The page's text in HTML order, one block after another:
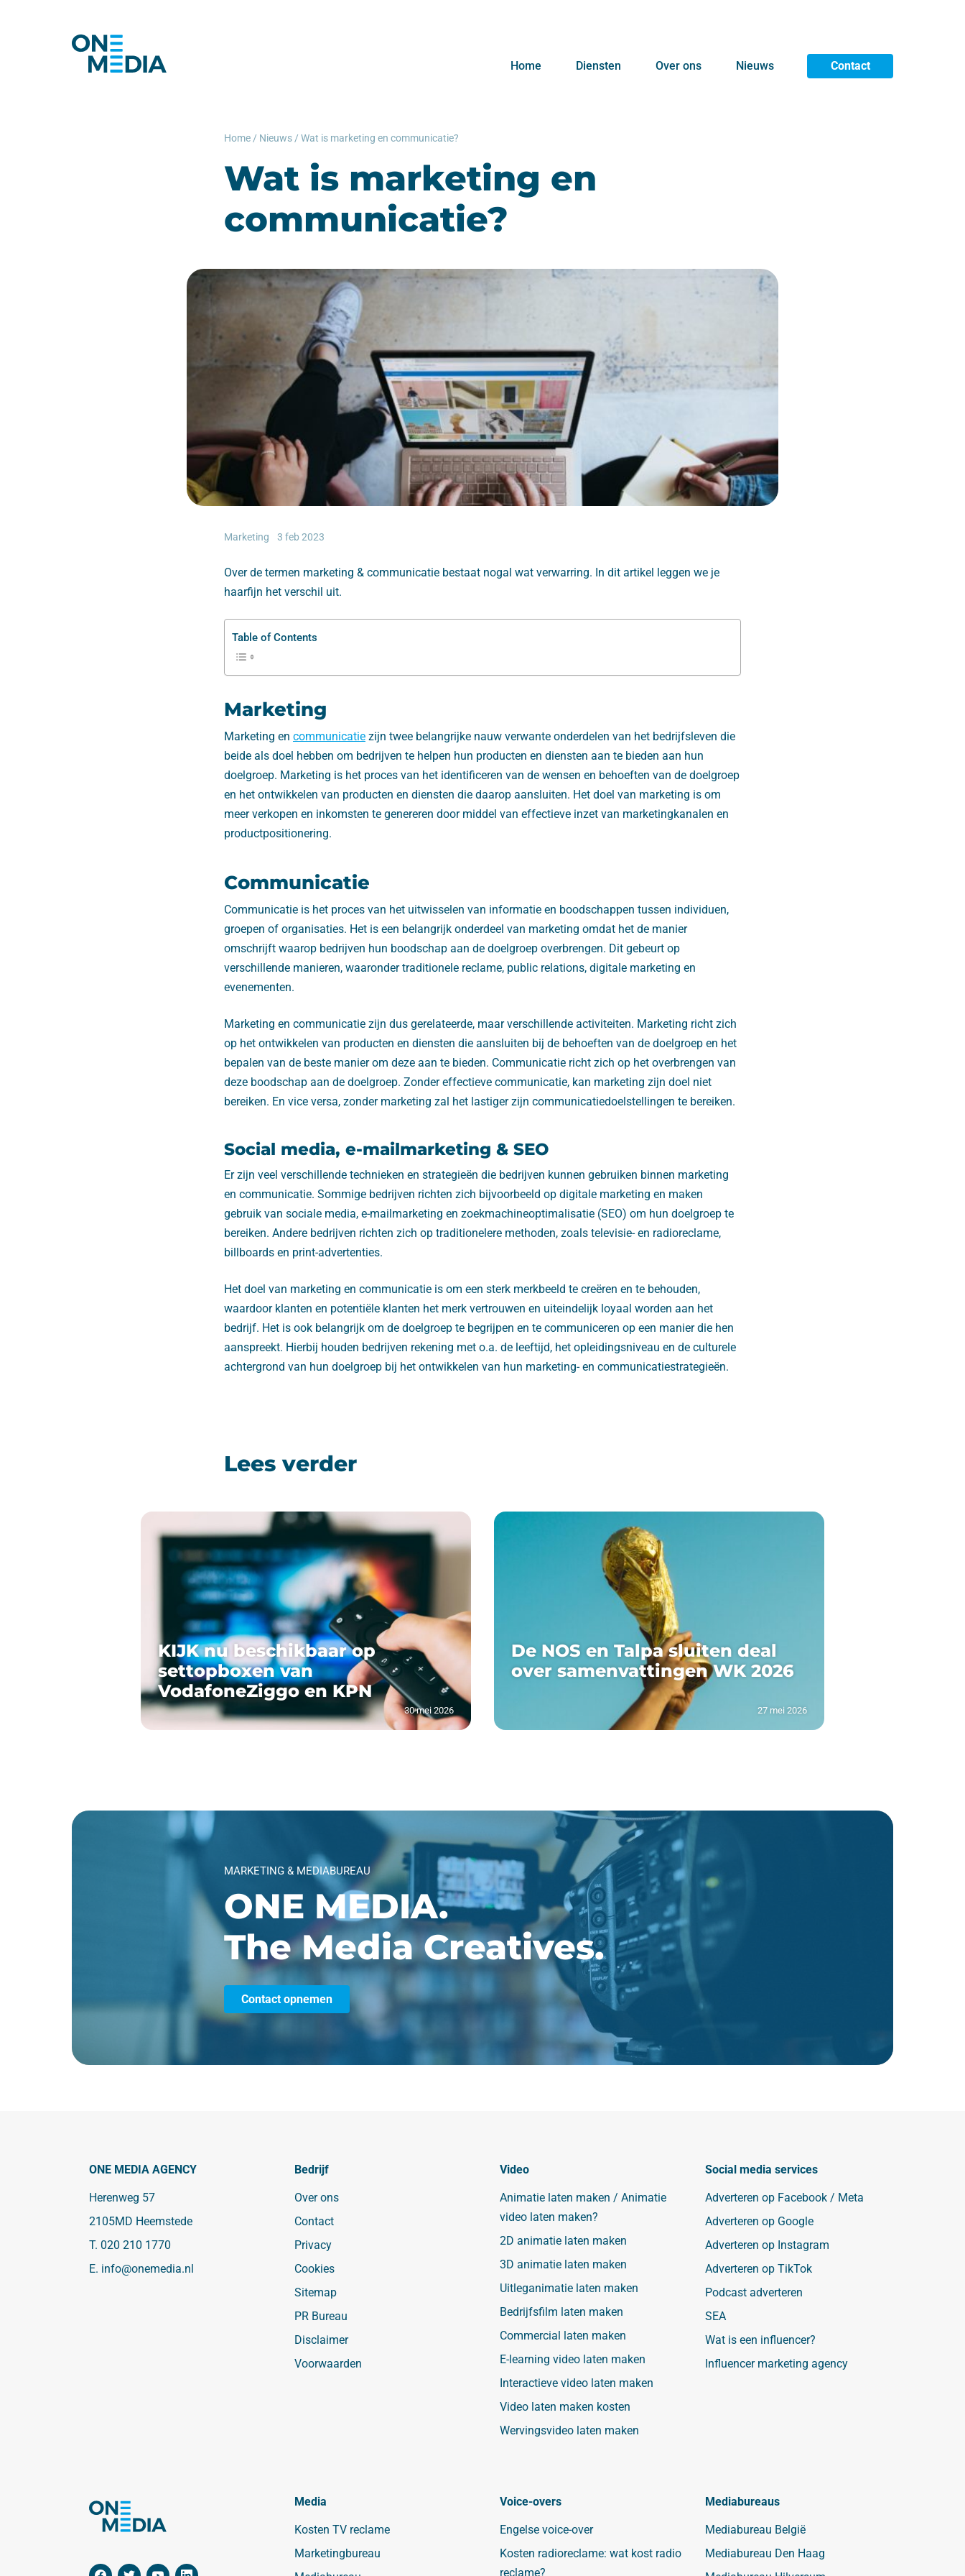
Home Diensten Over ons Nieuws Contact
Home / Nieuws / Wat is marketing en communicatie?
Wat is marketing en
communicatie?
Marketing 3 feb 2023
Over de termen marketing & communicatie bestaat nogal wat verwarring. In dit artikel leggen we je
haarfijn het verschil uit.
Table of Contents
Marketing
Marketing en communicatie zijn twee belangrijke nauw verwante onderdelen van het bedrijfsleven die
beide als doel hebben om bedrijven te helpen hun producten en diensten aan te bieden aan hun
doelgroep. Marketing is het proces van het identificeren van de wensen en behoeften van de doelgroep
en het ontwikkelen van producten en diensten die daarop aansluiten. Het doel van marketing is om
meer verkopen en inkomsten te genereren door middel van effectieve inzet van marketingkanalen en
productpositionering.
Communicatie
Communicatie is het proces van het uitwisselen van informatie en boodschappen tussen individuen,
groepen of organisaties. Het is een belangrijk onderdeel van marketing omdat het de manier
omschrijft waarop bedrijven hun boodschap aan de doelgroep overbrengen. Dit gebeurt op
verschillende manieren, waaronder traditionele reclame, public relations, digitale marketing en
evenementen.
Marketing en communicatie zijn dus gerelateerde, maar verschillende activiteiten. Marketing richt zich
op het ontwikkelen van producten en diensten die aansluiten bij de behoeften van de doelgroep en het
bepalen van de beste manier om deze aan te bieden. Communicatie richt zich op het overbrengen van
deze boodschap aan de doelgroep. Zonder effectieve communicatie, kan marketing zijn doel niet
bereiken. En vice versa, zonder marketing zal het lastiger zijn communicatiedoelstellingen te bereiken.
Social media, e-mailmarketing & SEO
Er zijn veel verschillende technieken en strategieën die bedrijven kunnen gebruiken binnen marketing
en communicatie. Sommige bedrijven richten zich bijvoorbeeld op digitale marketing en maken
gebruik van sociale media, e-mailmarketing en zoekmachineoptimalisatie (SEO) om hun doelgroep te
bereiken. Andere bedrijven richten zich op traditionelere methoden, zoals televisie- en radioreclame,
billboards en print-advertenties.
Het doel van marketing en communicatie is om een ​​sterk merkbeeld te creëren en te behouden,
waardoor klanten en potentiële klanten het merk vertrouwen en uiteindelijk loyaal worden aan het
bedrijf. Het is ook belangrijk om de doelgroep te begrijpen en te communiceren op een manier die hen
aanspreekt. Hierbij houden bedrijven rekening met o.a. de leeftijd, het opleidingsniveau en de culturele
achtergrond van hun doelgroep bij het ontwikkelen van hun marketing- en communicatiestrategieën.
Lees verder
KIJK nu beschikbaar op
settopboxen van
VodafoneZiggo en KPN
30 mei 2026
De NOS en Talpa sluiten deal
over samenvattingen WK 2026
27 mei 2026
MARKETING & MEDIABUREAU
ONE MEDIA.
The Media Creatives.
Contact opnemen
Bedrijf
Over ons
Contact
Privacy
Cookies
Sitemap
PR Bureau
Disclaimer
Voorwaarden
Video
Animatie laten maken / Animatie
video laten maken?
2D animatie laten maken
3D animatie laten maken
Uitleganimatie laten maken
Bedrijfsfilm laten maken
Commercial laten maken
E-learning video laten maken
Interactieve video laten maken
Video laten maken kosten
Wervingsvideo laten maken
Social media services
Adverteren op Facebook / Meta
Adverteren op Google
Adverteren op Instagram
Adverteren op TikTok
Podcast adverteren
SEA
Wat is een influencer?
Influencer marketing agency
Media
Kosten TV reclame
Marketingbureau
Voice-overs
Engelse voice-over
Kosten radioreclame: wat kost radio
reclame?
Mediabureaus
Mediabureau België
Mediabureau Den Haag
ONE MEDIA AGENCY
Herenweg 57
2105MD Heemstede
T. 020 210 1770
E. info@onemedia.nl